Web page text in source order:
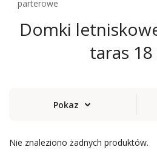
parterowe
Domki
taras
Pokaz
Nie znaleziono żadnych produktów.